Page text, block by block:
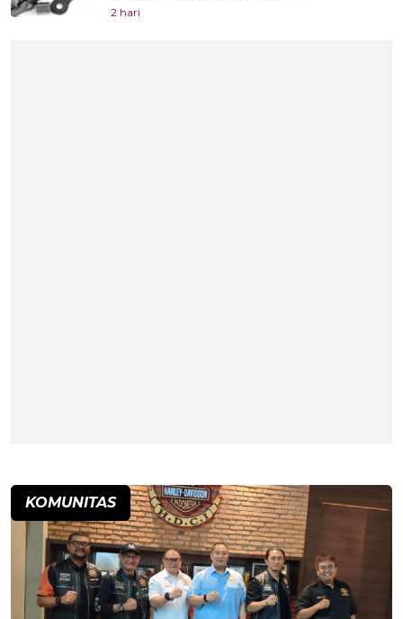
2 hari
KOMUNITAS